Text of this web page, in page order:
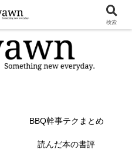
BBQ幹事テクまとめ
読んだ本の書評
検索